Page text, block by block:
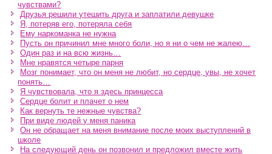
чувствами?
Друзья решили утешить друга и заплатили девушке
Я, потеряв его, потеряла себя
Ему наркоманка не нужна
Пусть он причинил мне много боли, но я ни о чем не жалею…
Один раз и на всю жизнь…
Мне нравятся четыре парня
Мозг понимает, что он меня не любит, но сердце, увы, не хочет
понять…
Я чувствовала, что я здесь принцесса
Сердце болит и плачет о нем
Как вернуть те нежные чувства?
При виде людей у меня паника
Он не обращает на меня внимание после моих выступлений в
школе
На следующий день он позвонил и предложил вместе жить